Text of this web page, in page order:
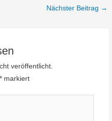
Nächster Beitrag →
veröffentlicht.
*markiert